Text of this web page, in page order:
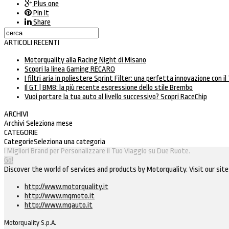
Plus one
Pin It
Share
ARTICOLI RECENTI
Motorquality alla Racing Night di Misano
Scopri la linea Gaming RECARO
I filtri aria in poliestere Sprint Filter: una perfetta innovazione con il
Il GT | BM8: la più recente espressione dello stile Brembo
Vuoi portare la tua auto al livello successivo? Scopri RaceChip
ARCHIVI
ArchiviSeleziona mese
CATEGORIE
CategorieSeleziona una categoria
I Migliori Brand per Personalizzare il Tuo Viaggio su Due Ruote.
Go!
Discover the world of services and products by Motorquality. Visit our
http://www.motorquality.it
http://www.mqmoto.it
http://www.mqauto.it
Motorquality S.p.A.